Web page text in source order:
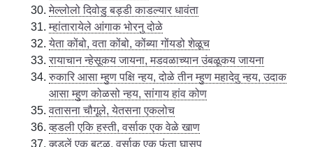
मेल्लोलो दिवोडु बड्डी काडल्यार धावंता
म्हांतारायेले आंगाक भोरनु दोळे
येता कोंबो, वता कोंबो, कोंब्या गोंयडो शेळूच
रायाचान न्हेसूकय जायना, मडवळाच्यान उंबळूकय जायना
रुकारि आसा म्हुण पक्षि न्हय, दोळे तीन म्हुण महादेवु न्हय, उदाक
आसा म्हुण कोळसो न्हय, सांगाय हांव कोण
वतासना चौगूले, येतसना एकलोच
व्हडली एकि हस्ती, वर्साक एक वेळे खाण
व्हडलें एक बटळ, वर्साक एक फंता घासप